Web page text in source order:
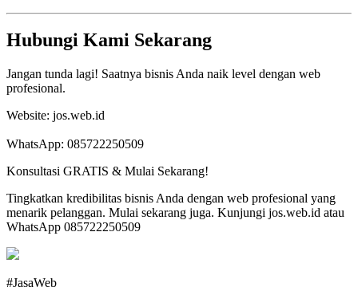
Hubungi Kami Sekarang
Jangan tunda lagi! Saatnya bisnis Anda naik level dengan web
profesional.
Website: jos.web.id
WhatsApp: 085722250509
Konsultasi GRATIS & Mulai Sekarang!
Tingkatkan kredibilitas bisnis Anda dengan web profesional yang
menarik pelanggan. Mulai sekarang juga. Kunjungi jos.web.id atau
WhatsApp 085722250509
#JasaWeb